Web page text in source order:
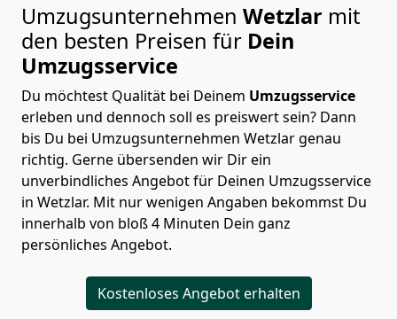
Umzugsunternehmen Wetzlar mit
den besten Preisen für Dein
Umzugsservice
Du möchtest Qualität bei Deinem Umzugsservice
erleben und dennoch soll es preiswert sein? Dann
bis Du bei Umzugsunternehmen Wetzlar genau
richtig. Gerne übersenden wir Dir ein
unverbindliches Angebot für Deinen Umzugsservice
in Wetzlar. Mit nur wenigen Angaben bekommst Du
innerhalb von bloß 4 Minuten Dein ganz
persönliches Angebot.
Kostenloses Angebot erhalten